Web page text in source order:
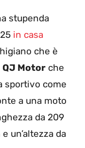
stupenda
in casa
che è
QJ Motor che
sportivo come
a una moto
da 209
un’altezza da